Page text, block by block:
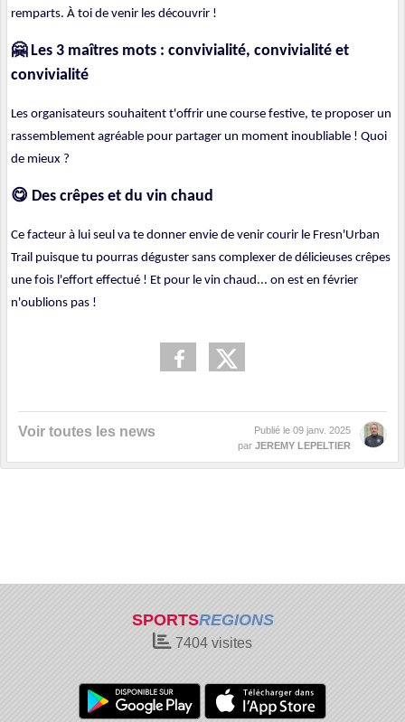
remparts. À toi de venir les découvrir !
🤗Les 3 maîtres mots : convivialité, convivialité et
convivialité
Les organisateurs souhaitent t'offrir une course festive, te proposer un
rassemblement agréable pour partager un moment inoubliable ! Quoi
de mieux ?
😋 Des crêpes et du vin chaud
Ce facteur à lui seul va te donner envie de venir courir le Fresn'Urban
Trail puisque tu pourras déguster sans complexer de délicieuses crêpes
une fois l'effort effectué ! Et pour le vin chaud... on est en février
n'oublions pas !
Voir toutes les news Publié le 09 janv. 2025
par JEREMY LEPELTIER
SPORTSREGIONS
7404 visites